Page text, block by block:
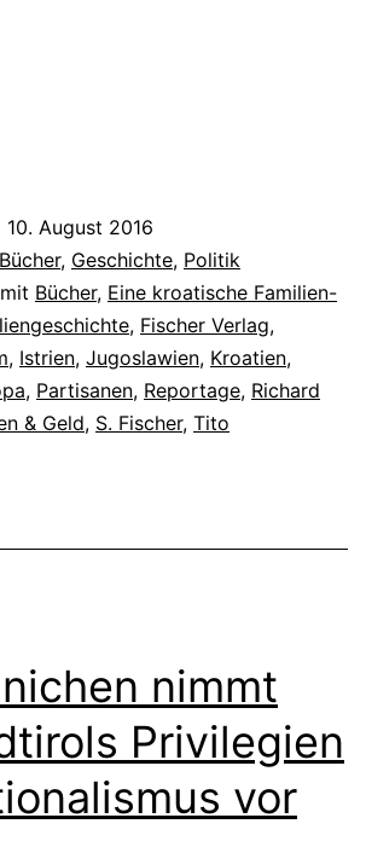
10. August 2016
Bücher, Geschichte, Politik
Bücher, Eine kroatische Familien-
, Fischer Verlag,
, Istrien, Jugoslawien, Kroatien,
, Partisanen, Reportage, Richard
& Geld, S. Fischer, Tito
nimmt
Privilegien
vor